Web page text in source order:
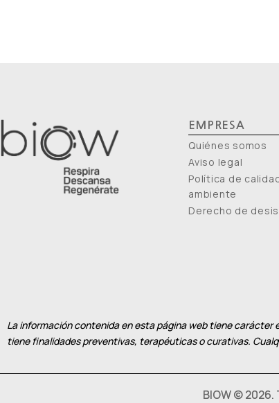
EMPRESA
Quiénes somos
Aviso legal
Política de
ambiente
Derecho de
La información contenida en esta página web tiene carácter
tiene finalidades preventivas, terapéuticas o curativas.
BIOW ©